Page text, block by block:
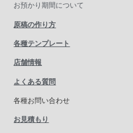
お預かり期間について
原稿の作り方
各種テンプレート
店舗情報
よくある質問
各種お問い合わせ
お見積もり